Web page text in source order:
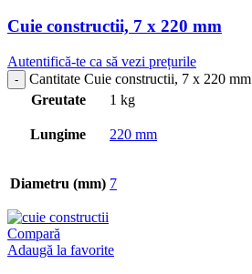
Cuie constructii, 7 x 220 mm
Autentifică-te ca să vezi prețurile
Cantitate Cuie constructii, 7 x 220 mm
Greutate
1 kg
Lungime 220 mm
Diametru (mm) 7
Compară
Adaugă la favorite